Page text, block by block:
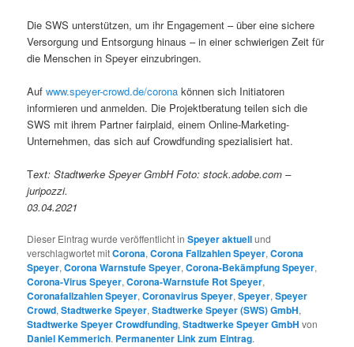
Die SWS unterstützen, um ihr Engagement – über eine sichere
Versorgung und Entsorgung hinaus – in einer schwierigen Zeit für
die Menschen in Speyer einzubringen.
Aufwww.speyer-crowd.de/corona können sich Initiatoren
informieren und anmelden. Die Projektberatung teilen sich die
SWS mit ihrem Partner fairplaid, einem Online-Marketing-
Unternehmen, das sich auf Crowdfunding spezialisiert hat.
Text: Stadtwerke Speyer GmbH Foto: stock.adobe.com –
juripozzi.
03.04.2021
Dieser Eintrag wurde veröffentlicht inSpeyer aktuellund
verschlagwortet mitCorona,Corona Fallzahlen Speyer,Corona
Speyer,Corona Warnstufe Speyer,Corona-Bekämpfung Speyer,
Corona-Virus Speyer,Corona-Warnstufe Rot Speyer,
Coronafallzahlen Speyer,Coronavirus Speyer,Speyer,Speyer
Crowd,Stadtwerke Speyer,Stadtwerke Speyer (SWS) GmbH,
Stadtwerke Speyer Crowdfunding,Stadtwerke Speyer GmbH von
Daniel Kemmerich. Permanenter Link zum Eintrag.